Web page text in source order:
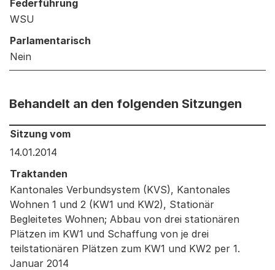
Federführung
WSU
Parlamentarisch
Nein
Behandelt an den folgenden Sitzungen
Behandelt an den folgenden Sitzungen: Informationen
Sitzung vom
14.01.2014
Traktanden
Kantonales Verbundsystem (KVS), Kantonales
Wohnen 1 und 2 (KW1 und KW2), Stationär
Begleitetes Wohnen; Abbau von drei stationären
Plätzen im KW1 und Schaffung von je drei
teilstationären Plätzen zum KW1 und KW2 per 1.
Januar 2014